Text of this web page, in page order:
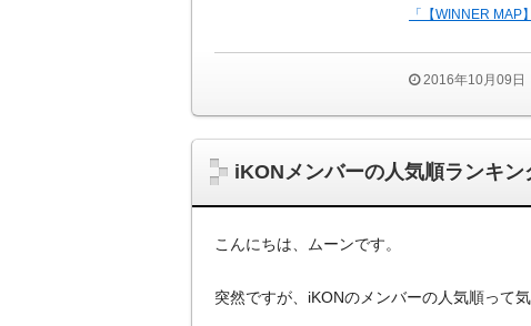
「【WINNER
2016年10月09日
iKONメンバーの人気順ランキン
こんにちは、ムーンです。
突然ですが、iKONのメンバーの人気順って